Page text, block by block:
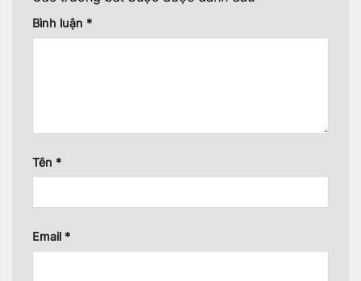
Bình luận *
Tên *
Email *